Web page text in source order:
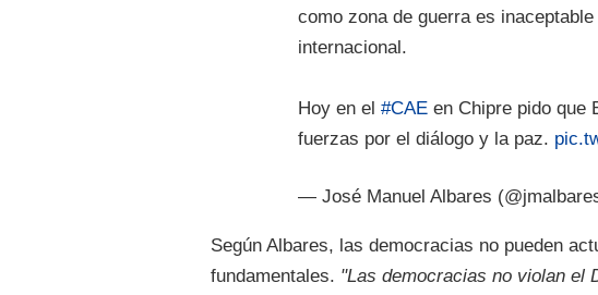
como zona de guerra es
internacional.
Hoy en el#CAE en Chipre pido que
fuerzas por el diálogo y la paz.
— José Manuel Albares
Según Albares, las democracias no pueden
fundamentales. "Las democracias no violan el